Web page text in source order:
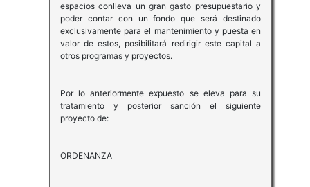
espacios conlleva un gran gasto presupuestario y
poder contar con un fondo que será destinado
exclusivamente para el mantenimiento y puesta en
valor de estos, posibilitará redirigir este capital a
otros programas y proyectos.
Por lo anteriormente expuesto se eleva para su
tratamiento y posterior sanción el siguiente
proyecto de:
ORDENANZA